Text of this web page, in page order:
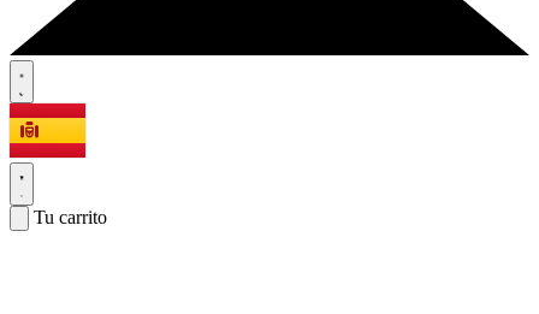
Tu carrito